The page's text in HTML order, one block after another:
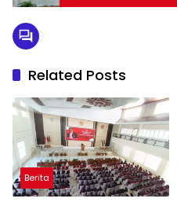
Related Posts
Berita